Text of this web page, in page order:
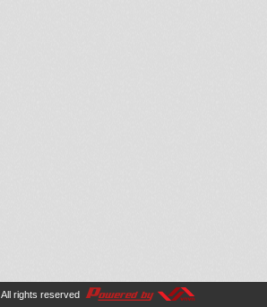
All rights reserved